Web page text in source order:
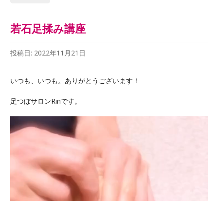
若石足揉み講座
投稿日: 2022年11月21日
いつも、いつも。ありがとうございます！
足つぼサロンRinです。